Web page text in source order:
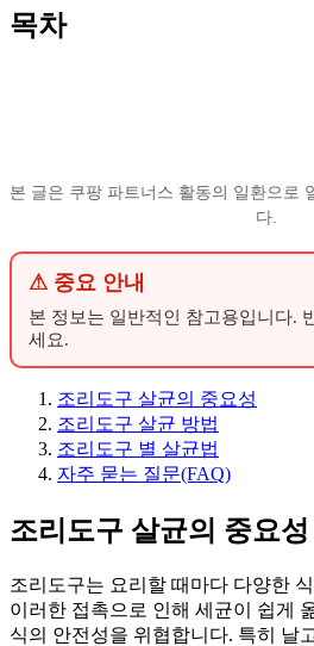
목차
본 글은 쿠팡 파트너스 활동의 일환으로
다.
⚠ 중요 안내
본 정보는 일반적인 참고용입니다.
세요.
조리도구 살균의 중요성
조리도구 살균 방법
조리도구 별 살균법
자주 묻는 질문(FAQ)
조리도구 살균의 중요성
조리도구는 요리할 때마다 다양한
이러한 접촉으로 인해 세균이 쉽게
식의 안전성을 위협합니다. 특히 날